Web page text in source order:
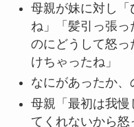
母親が妹に対し「
ね」「髪引っ張
のにどうして怒
けちゃったね」
なにがあったか、
母親「最初は我
てくれないから